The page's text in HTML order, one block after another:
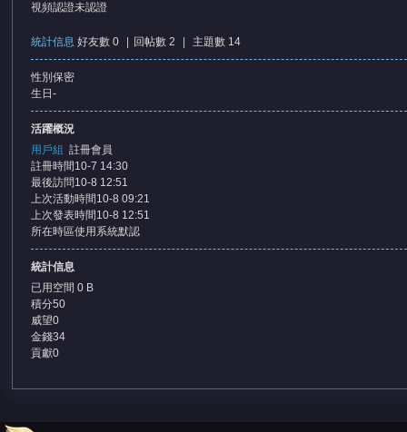
視頻認證未認證
統計信息 好友數 0 回帖數 2 主題數 14
性別 保密
生日 -
活躍概況
用戶組 註冊會員
註冊時間 10-7 14:30
最後訪問10-8 12:51
上次活動時間 10-8 09:21
上次發表時間 10-8 12:51
所在時區使用系統默認
統計信息
已用空間 0 B
積分50
威望0
金錢34
貢獻0